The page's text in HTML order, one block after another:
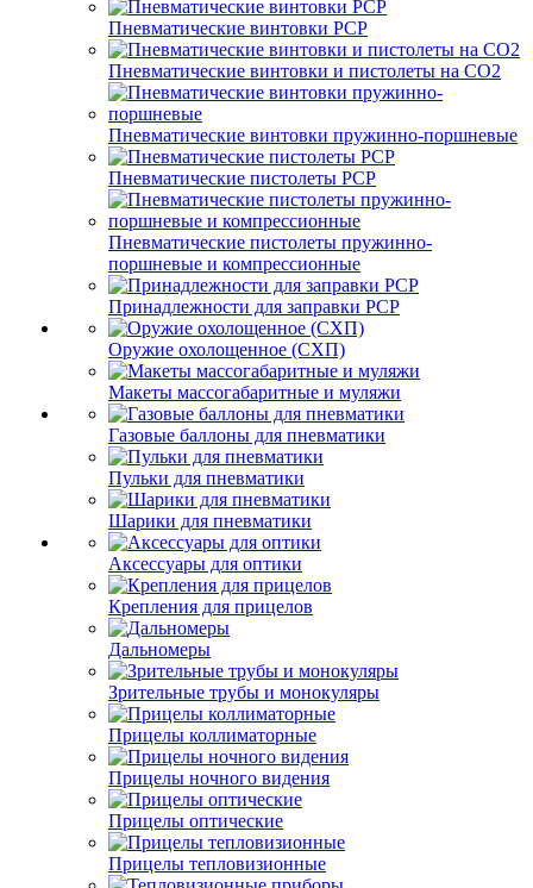
Пневматические винтовки PCP
Пневматические винтовки и пистолеты на CO2
Пневматические винтовки пружинно-поршневые
Пневматические пистолеты PCP
Пневматические пистолеты пружинно-
поршневые и компрессионные
Принадлежности для заправки PCP
Оружие охолощенное (СХП)
Макеты массогабаритные и муляжи
Газовые баллоны для пневматики
Пульки для пневматики
Шарики для пневматики
Аксессуары для оптики
Крепления для прицелов
Дальномеры
Зрительные трубы и монокуляры
Прицелы коллиматорные
Прицелы ночного видения
Прицелы оптические
Прицелы тепловизионные